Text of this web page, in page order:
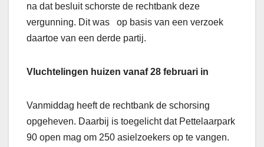
na dat besluit schorste de rechtbank deze
vergunning. Dit was op basis van een verzoek
daartoe van een derde partij.
Vluchtelingen huizen vanaf 28 februari in
Vanmiddag heeft de rechtbank de schorsing
opgeheven. Daarbij is toegelicht dat Pettelaarpark
90 open mag om 250 asielzoekers op te vangen.